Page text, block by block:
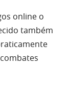
online o
também